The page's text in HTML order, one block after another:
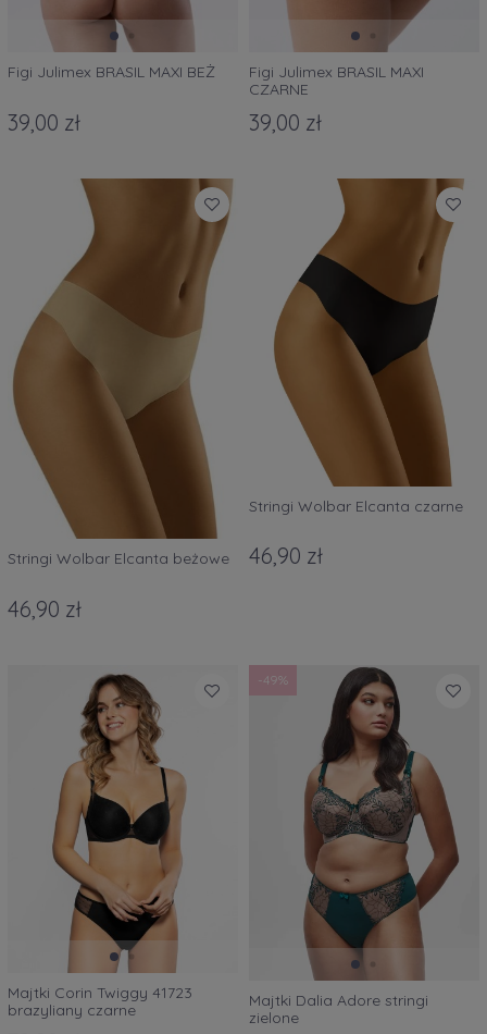
Figi Julimex BRASIL MAXI BEŻ
39,00 zł
Figi Julimex BRASIL MAXI
CZARNE
39,00 zł
Stringi Wolbar Elcanta beżowe
46,90 zł
Stringi Wolbar Elcanta czarne
46,90 zł
Majtki Corin Twiggy 41723
brazyliany czarne
Majtki Dalia Adore stringi
zielone
-49%